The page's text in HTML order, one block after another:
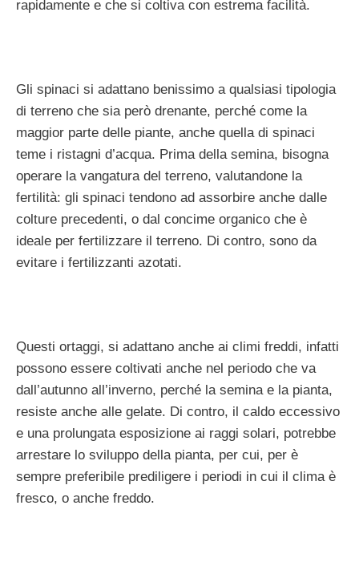
rapidamente e che si coltiva con estrema facilità.
Gli spinaci si adattano benissimo a qualsiasi tipologia
di terreno che sia però drenante, perché come la
maggior parte delle piante, anche quella di spinaci
teme i ristagni d’acqua. Prima della semina, bisogna
operare la vangatura del terreno, valutandone la
fertilità: gli spinaci tendono ad assorbire anche dalle
colture precedenti, o dal concime organico che è
ideale per fertilizzare il terreno. Di contro, sono da
evitare i fertilizzanti azotati.
Questi ortaggi, si adattano anche ai climi freddi, infatti
possono essere coltivati anche nel periodo che va
dall’autunno all’inverno, perché la semina e la pianta,
resiste anche alle gelate. Di contro, il caldo eccessivo
e una prolungata esposizione ai raggi solari, potrebbe
arrestare lo sviluppo della pianta, per cui, per è
sempre preferibile prediligere i periodi in cui il clima è
fresco, o anche freddo.